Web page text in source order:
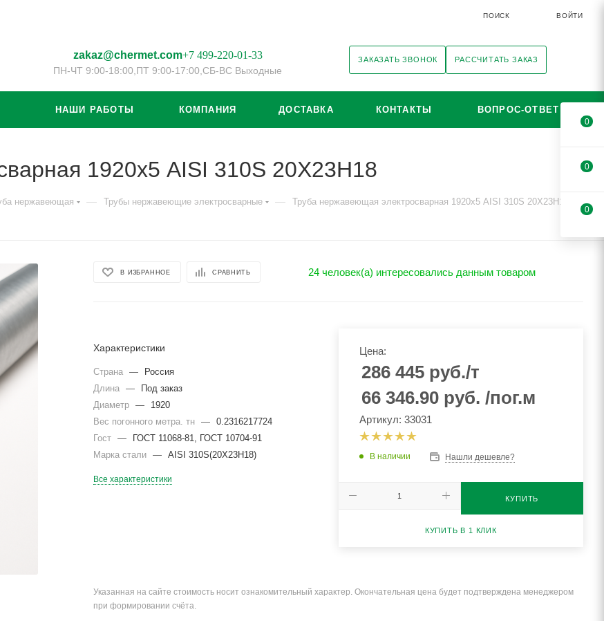
ПОИСК ВОЙТИ
zakaz@chermet.com+7 499-220-01-33
ПН-ЧТ 9:00-18:00, ПТ 9:00-17:00, СБ-ВС Выходные
ЗАКАЗАТЬ ЗВОНОК РАССЧИТАТЬ ЗАКАЗ
НАШИ РАБОТЫ КОМПАНИЯ ДОСТАВКА КОНТАКТЫ ВОПРОС-ОТВЕТ
1920х5 AISI 310S 20Х23Н18
нержавеющая — Трубы нержавеющие электросварные — Труба нержавеющая электросварная 1920х5 AISI 310S 20Х23Н18
В ИЗБРАННОЕ СРАВНИТЬ 24 человек(а) интересовались данным товаром
Характеристики
Страна —
Россия
Длина
—
Под заказ
Диаметр
—
1920
Вес погонного метра. тн
—
0.2316217724
Гост
—
ГОСТ 11068-81, ГОСТ 10704-91
Марка стали
— AISI 310S(20Х23Н18)
Все характеристики
Цена:
286 445руб./т
66 346.90 руб. /пог.м
Артикул: 33031
В наличии Нашли дешевле?
КУПИТЬ
КУПИТЬ В 1 КЛИК
Указанная на сайте стоимость носит ознакомительный характер. Окончательная цена будет подтверждена менеджером
при формировании счёта.
0
0
0